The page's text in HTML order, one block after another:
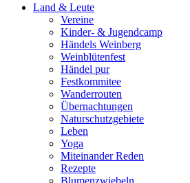
Land & Leute
Vereine
Kinder- & Jugendcamp
Händels Weinberg
Weinblütenfest
Händel pur
Festkommitee
Wanderrouten
Übernachtungen
Naturschutzgebiete
Leben
Yoga
Miteinander Reden
Rezepte
Blumenzwiebeln